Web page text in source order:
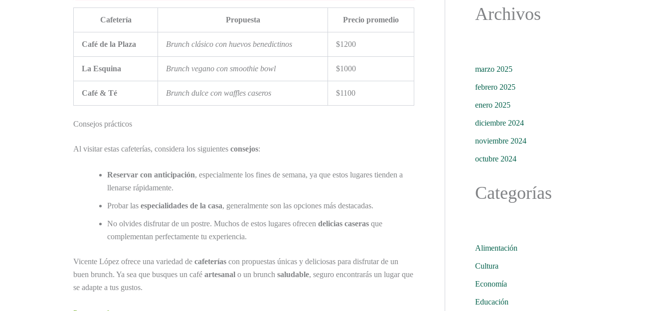
Cafetería Propuesta Precio promedio
Café de la Plaza Brunch clásico con huevos benedictinos $1200
La Esquina Brunch vegano con smoothie bowl $1000
Café & Té Brunch dulce con waffles caseros $1100
Consejos prácticos
Al visitar estas cafeterías, considera los siguientes consejos:
Reservar con anticipación, especialmente los fines de semana, ya que estos lugares tienden a
llenarse rápidamente.
Probar las especialidades de la casa, generalmente son las opciones más destacadas.
No olvides disfrutar de un postre. Muchos de estos lugares ofrecen delicias caseras que
complementan perfectamente tu experiencia.
Vicente López ofrece una variedad de cafeterías con propuestas únicas y deliciosas para disfrutar de un
buen brunch. Ya sea que busques un café artesanal o un brunch saludable, seguro encontrarás un lugar que
se adapte a tus gustos.
Archivos
marzo 2025
febrero 2025
enero 2025
diciembre 2024
noviembre 2024
octubre 2024
Categorías
Alimentación
Cultura
Economía
Educación